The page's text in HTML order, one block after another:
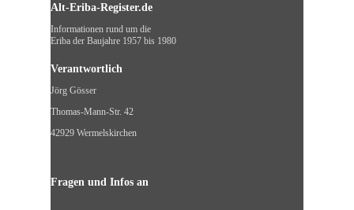
Alt-Eriba-Register.de
Informationen rund um die
Eriba der Baujahre 1957 bis 1980
Verantwortlich
Jörg Gösser
Thomas-Mann-Str. 42
42929 Wermelskirchen
Fragen und Infos an